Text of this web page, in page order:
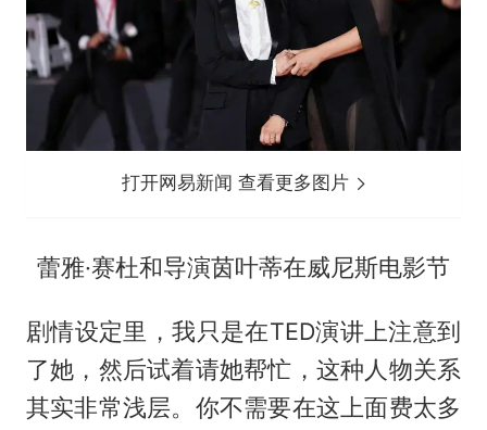
打开网易新闻 查看更多图片
蕾雅·赛杜和导演茵叶蒂在威尼斯电影节
剧情设定里，我只是在TED演讲上注意到
了她，然后试着请她帮忙，这种人物关系
其实非常浅层。你不需要在这上面费太多